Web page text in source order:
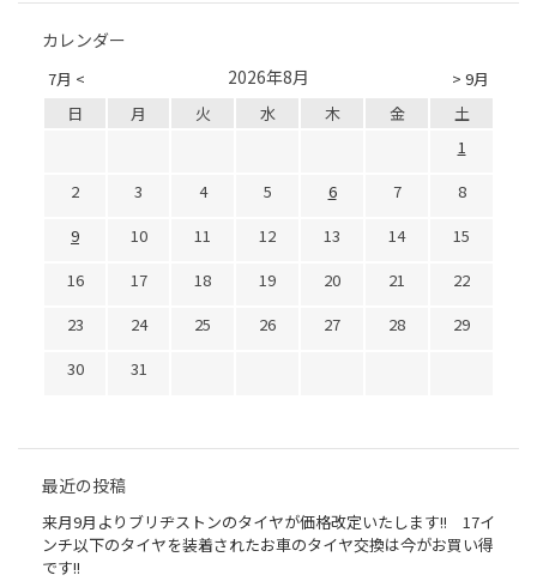
カレンダー
7月 < > 9月
2026年8月
日 月 火 水 木 金
土
1
2
3 4 5 6 7
8
9
10 11 12 13 14
15
16
17 18 19 20 21
22
23
24 25 26 27 28
29
30
31
最近の投稿
来月9月よりブリヂストンのタイヤが価格改定いたします!! 17イ
ンチ以下のタイヤを装着されたお車のタイヤ交換は今がお買い得
です!!